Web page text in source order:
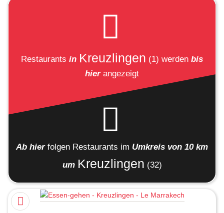
Restaurants in Kreuzlingen (1) werden bis
hierangezeigt
Ab hier folgen Restaurants im Umkreis von 10 km
um Kreuzlingen (32)